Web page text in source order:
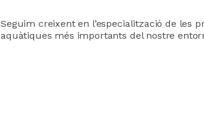
Seguim creixent en l’especialització de les
aquàtiques més importants del nostre